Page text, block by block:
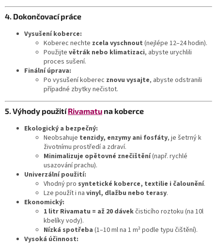
4. Dokončovací práce
Vysušení koberce:
Koberec nechte zcela vyschnout (nejlépe 12–24 hodin).
Použijte větrák nebo klimatizaci, abyste urychlili
proces sušení.
Finální úprava:
Po vysušení koberec znovu vysajte, abyste odstranili
případné zbytky nečistot.
5. Výhody použitíRivamatu na koberce
Ekologický a bezpečný:
Neobsahuje tenzidy, enzymy ani fosfáty, je šetrný k
životnímu prostředí a zdraví.
Minimalizuje opětovné znečištění(např. rychlé
usazování prachu).
Univerzální použití:
Vhodný pro syntetické koberce, textilie i čalounění.
Lze použít i na vinyl, dlažbu nebo terasy.
Ekonomický:
1 litr Rivamatu = až 20 dávekčisticího roztoku (na 10l
kbelíky vody).
Nízká spotřeba (1–10 ml na 1 m² podle typu čištění).
Vysoká účinnost: